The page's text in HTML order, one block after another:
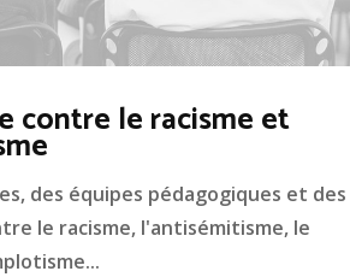
contre le racisme et
des équipes pédagogiques et des
le racisme, l'antisémitisme, le